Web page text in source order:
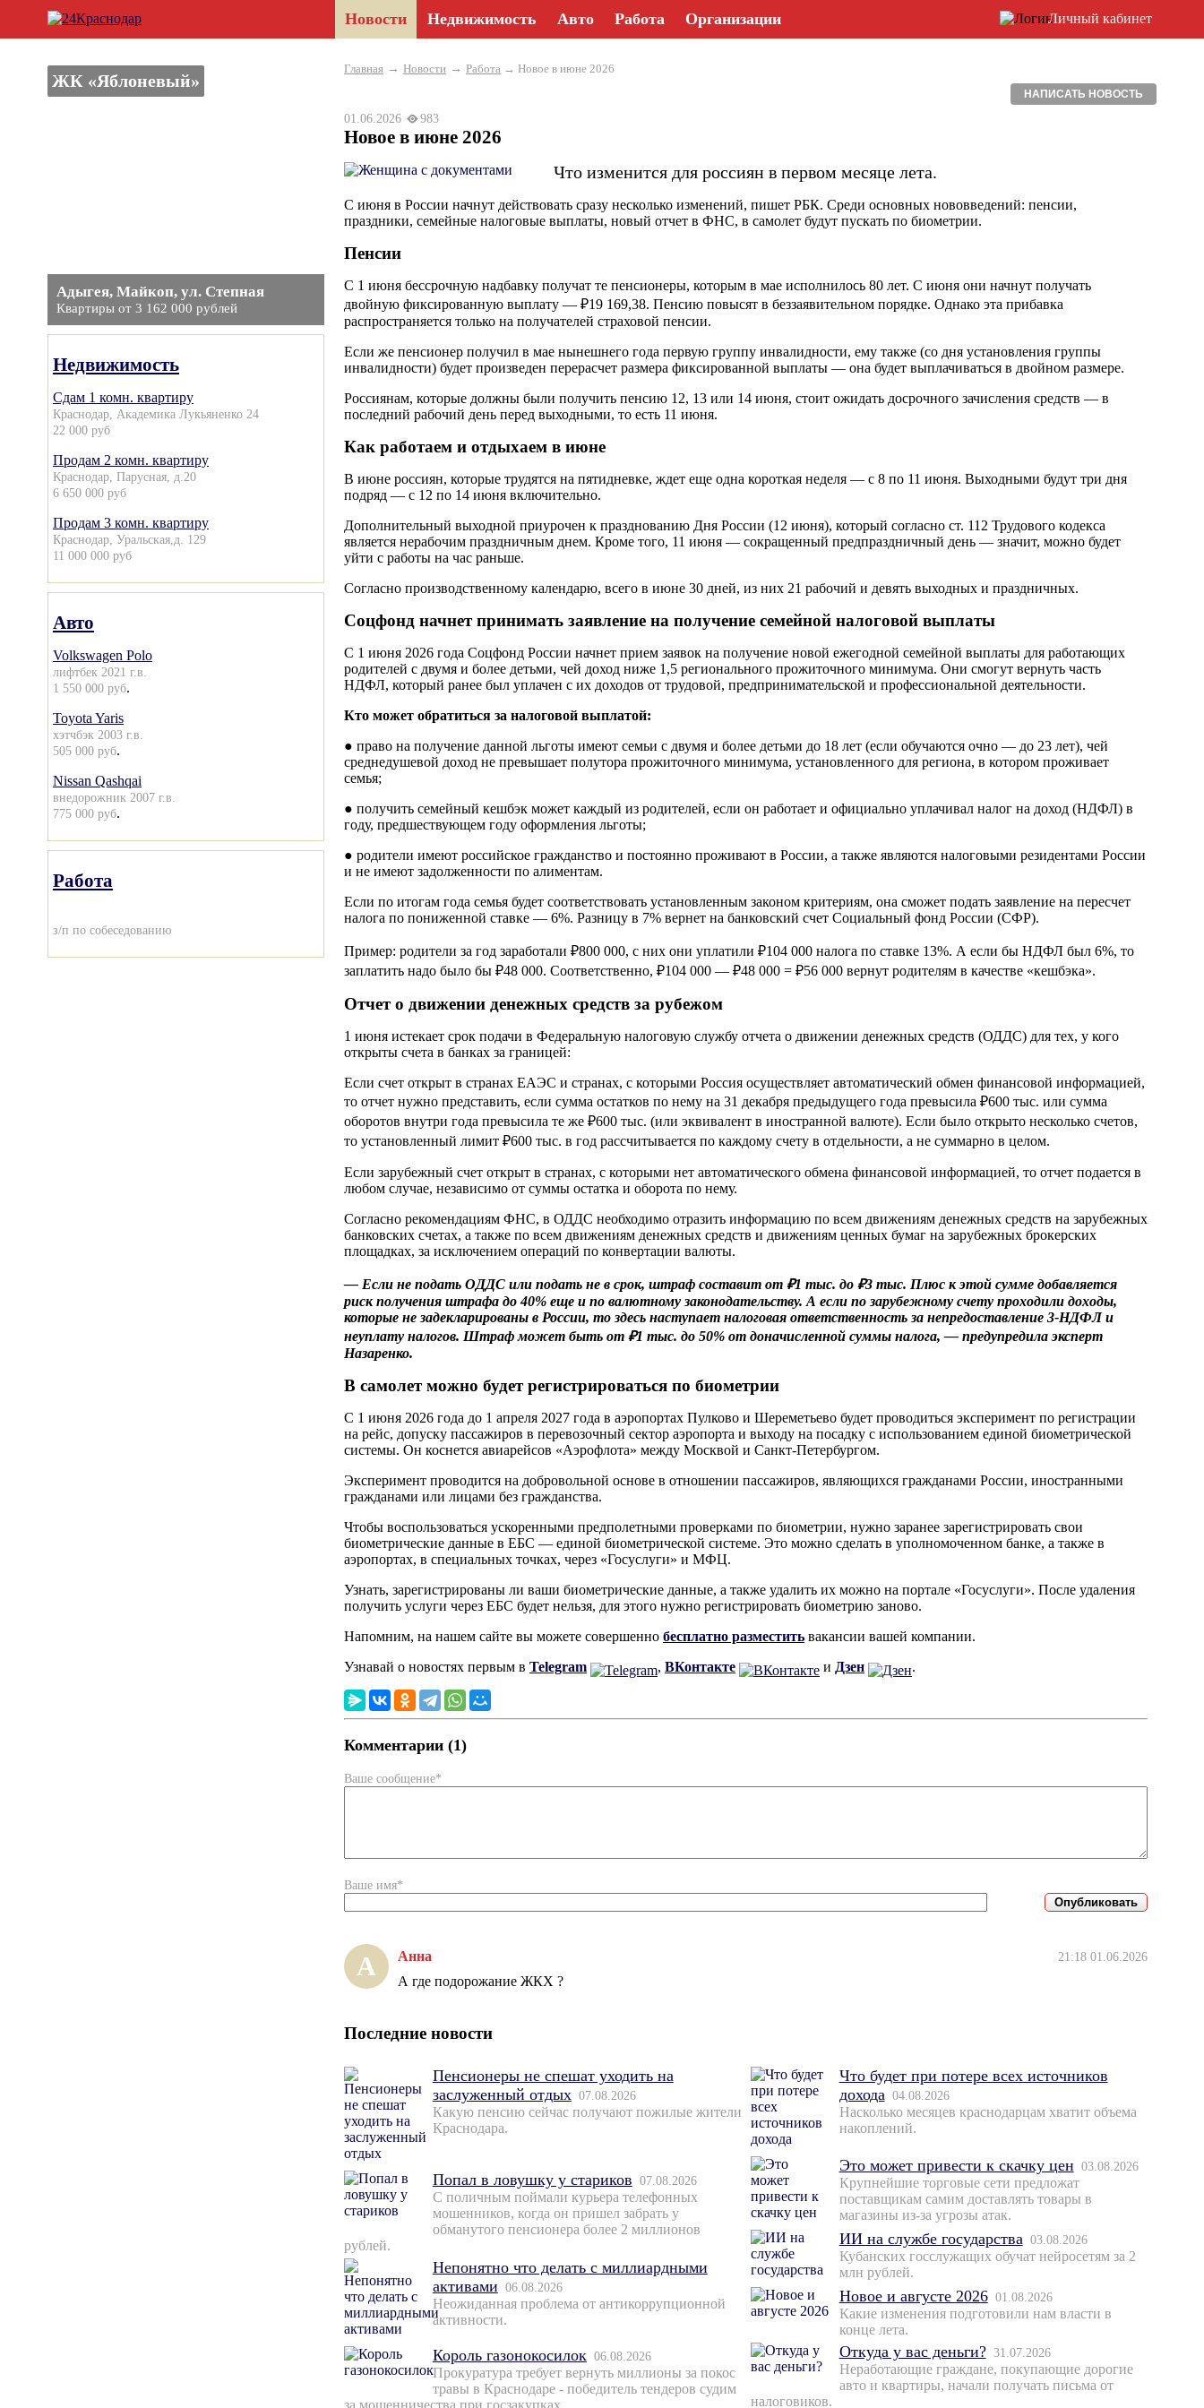
Новости Недвижимость Авто Работа Организации Личный кабинет
ЖК «Яблоневый»
Адыгея, Майкоп, ул. Степная
Квартиры от 3 162 000 рублей
Недвижимость
Сдам 1 комн. квартиру
Краснодар, Академика Лукьяненко 24
22 000 руб
Продам 2 комн. квартиру
Краснодар, Парусная, д.20
6 650 000 руб
Продам 3 комн. квартиру
Краснодар, Уральская,д. 129
11 000 000 руб
Авто
Volkswagen Polo
лифтбек 2021 г.в.
1 550 000 руб.
Toyota Yaris
хэтчбэк 2003 г.в.
505 000 руб.
Nissan Qashqai
внедорожник 2007 г.в.
775 000 руб.
Работа
з/п по собеседованию
Главная → Новости → Работа → Новое в июне 2026
НАПИСАТЬ НОВОСТЬ
01.06.2026 983
Новое в июне 2026
Что изменится для россиян в первом месяце лета.
С июня в России начнут действовать сразу несколько изменений, пишет РБК. Среди основных нововведений: пенсии,
праздники, семейные налоговые выплаты, новый отчет в ФНС, в самолет будут пускать по биометрии.
Пенсии
С 1 июня бессрочную надбавку получат те пенсионеры, которым в мае исполнилось 80 лет. С июня они начнут получать
двойную фиксированную выплату — ₽19 169,38. Пенсию повысят в беззаявительном порядке. Однако эта прибавка
распространяется только на получателей страховой пенсии.
Если же пенсионер получил в мае нынешнего года первую группу инвалидности, ему также (со дня установления группы
инвалидности) будет произведен перерасчет размера фиксированной выплаты — она будет выплачиваться в двойном размере.
Россиянам, которые должны были получить пенсию 12, 13 или 14 июня, стоит ожидать досрочного зачисления средств — в
последний рабочий день перед выходными, то есть 11 июня.
Как работаем и отдыхаем в июне
В июне россиян, которые трудятся на пятидневке, ждет еще одна короткая неделя — с 8 по 11 июня. Выходными будут три дня
подряд — с 12 по 14 июня включительно.
Дополнительный выходной приурочен к празднованию Дня России (12 июня), который согласно ст. 112 Трудового кодекса
является нерабочим праздничным днем. Кроме того, 11 июня — сокращенный предпраздничный день — значит, можно будет
уйти с работы на час раньше.
Согласно производственному календарю, всего в июне 30 дней, из них 21 рабочий и девять выходных и праздничных.
Соцфонд начнет принимать заявление на получение семейной налоговой выплаты
С 1 июня 2026 года Соцфонд России начнет прием заявок на получение новой ежегодной семейной выплаты для работающих
родителей с двумя и более детьми, чей доход ниже 1,5 регионального прожиточного минимума. Они смогут вернуть часть
НДФЛ, который ранее был уплачен с их доходов от трудовой, предпринимательской и профессиональной деятельности.
Кто может обратиться за налоговой выплатой:
● право на получение данной льготы имеют семьи с двумя и более детьми до 18 лет (если обучаются очно — до 23 лет), чей
среднедушевой доход не превышает полутора прожиточного минимума, установленного для региона, в котором проживает
семья;
● получить семейный кешбэк может каждый из родителей, если он работает и официально уплачивал налог на доход (НДФЛ) в
году, предшествующем году оформления льготы;
● родители имеют российское гражданство и постоянно проживают в России, а также являются налоговыми резидентами России
и не имеют задолженности по алиментам.
Если по итогам года семья будет соответствовать установленным законом критериям, она сможет подать заявление на пересчет
налога по пониженной ставке — 6%. Разницу в 7% вернет на банковский счет Социальный фонд России (СФР).
Пример: родители за год заработали ₽800 000, с них они уплатили ₽104 000 налога по ставке 13%. А если бы НДФЛ был 6%, то
заплатить надо было бы ₽48 000. Соответственно, ₽104 000 — ₽48 000 = ₽56 000 вернут родителям в качестве «кешбэка».
Отчет о движении денежных средств за рубежом
1 июня истекает срок подачи в Федеральную налоговую службу отчета о движении денежных средств (ОДДС) для тех, у кого
открыты счета в банках за границей:
Если счет открыт в странах ЕАЭС и странах, с которыми Россия осуществляет автоматический обмен финансовой информацией,
то отчет нужно представить, если сумма остатков по нему на 31 декабря предыдущего года превысила ₽600 тыс. или сумма
оборотов внутри года превысила те же ₽600 тыс. (или эквивалент в иностранной валюте). Если было открыто несколько счетов,
то установленный лимит ₽600 тыс. в год рассчитывается по каждому счету в отдельности, а не суммарно в целом.
Если зарубежный счет открыт в странах, с которыми нет автоматического обмена финансовой информацией, то отчет подается в
любом случае, независимо от суммы остатка и оборота по нему.
Согласно рекомендациям ФНС, в ОДДС необходимо отразить информацию по всем движениям денежных средств на зарубежных
банковских счетах, а также по всем движениям денежных средств и движениям ценных бумаг на зарубежных брокерских
площадках, за исключением операций по конвертации валюты.
— Если не подать ОДДС или подать не в срок, штраф составит от ₽1 тыс. до ₽3 тыс. Плюс к этой сумме добавляется
риск получения штрафа до 40% еще и по валютному законодательству. А если по зарубежному счету проходили доходы,
которые не задекларированы в России, то здесь наступает налоговая ответственность за непредоставление 3-НДФЛ и
неуплату налогов. Штраф может быть от ₽1 тыс. до 50% от доначисленной суммы налога, — предупредила эксперт
Назаренко.
В самолет можно будет регистрироваться по биометрии
С 1 июня 2026 года до 1 апреля 2027 года в аэропортах Пулково и Шереметьево будет проводиться эксперимент по регистрации
на рейс, допуску пассажиров в перевозочный сектор аэропорта и выходу на посадку с использованием единой биометрической
системы. Он коснется авиарейсов «Аэрофлота» между Москвой и Санкт-Петербургом.
Эксперимент проводится на добровольной основе в отношении пассажиров, являющихся гражданами России, иностранными
гражданами или лицами без гражданства.
Чтобы воспользоваться ускоренными предполетными проверками по биометрии, нужно заранее зарегистрировать свои
биометрические данные в ЕБС — единой биометрической системе. Это можно сделать в уполномоченном банке, а также в
аэропортах, в специальных точках, через «Госуслуги» и МФЦ.
Узнать, зарегистрированы ли ваши биометрические данные, а также удалить их можно на портале «Госуслуги». После удаления
получить услуги через ЕБС будет нельзя, для этого нужно регистрировать биометрию заново.
Напомним, на нашем сайте вы можете совершенно бесплатно разместить вакансии вашей компании.
Узнавай о новостях первым в Telegram , ВКонтакте и Дзен .
Комментарии (1)
Ваше сообщение*
Ваше имя*
А Анна 21:18 01.06.2026
А где подорожание ЖКХ ?
Последние новости
Пенсионеры не спешат уходить на
заслуженный отдых 07.08.2026
Какую пенсию сейчас получают пожилые жители
Краснодара.
Попал в ловушку у стариков 07.08.2026
С поличным поймали курьера телефонных
мошенников, когда он пришел забрать у
обманутого пенсионера более 2 миллионов
рублей.
Непонятно что делать с миллиардными
активами 06.08.2026
Неожиданная проблема от антикоррупционной
активности.
Король газонокосилок 06.08.2026
Прокуратура требует вернуть миллионы за покос
травы в Краснодаре - победитель тендеров судим
Что будет при потере всех источников
дохода 04.08.2026
Насколько месяцев краснодарцам хватит объема
накоплений.
Это может привести к скачку цен 03.08.2026
Крупнейшие торговые сети предложат
поставщикам самим доставлять товары в
магазины из-за угрозы атак.
ИИ на службе государства 03.08.2026
Кубанских госслужащих обучат нейросетям за 2
млн рублей.
Новое и августе 2026 01.08.2026
Какие изменения подготовили нам власти в
конце лета.
Откуда у вас деньги? 31.07.2026
Неработающие граждане, покупающие дорогие
авто и квартиры, начали получать письма от
налоговиков.